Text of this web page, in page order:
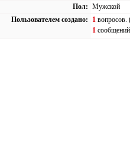
Пол: Мужской
Пользователем создано:
1 вопросов.
1